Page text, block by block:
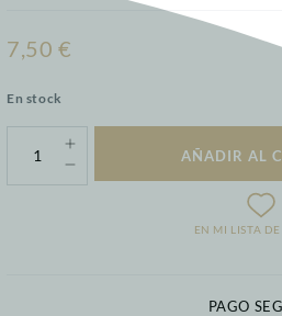
7,50 €
En stock
AÑADIR AL
EN MI LISTA
PAGO